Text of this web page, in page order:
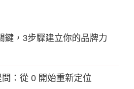
鍵，3步驟建立你的品牌力
：從 0 開始重新定位